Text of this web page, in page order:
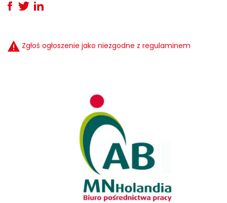
Zgłoś ogłoszenie jako niezgodne z regulaminem